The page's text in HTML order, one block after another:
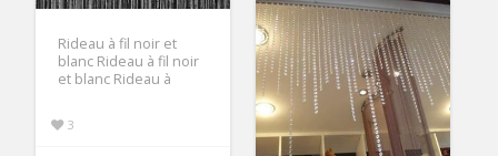
Rideau à fil noir et
blanc Rideau à fil noir
et blanc Rideau à
3